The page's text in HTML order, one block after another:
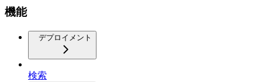
機能
デプロイメント
検索